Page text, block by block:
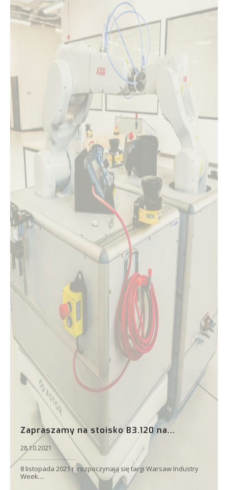
Zapraszamy na stoisko B3.120 na...
28.10.2021
8 listopada 2021 r. rozpoczynają się targi Warsaw Industry
Week....